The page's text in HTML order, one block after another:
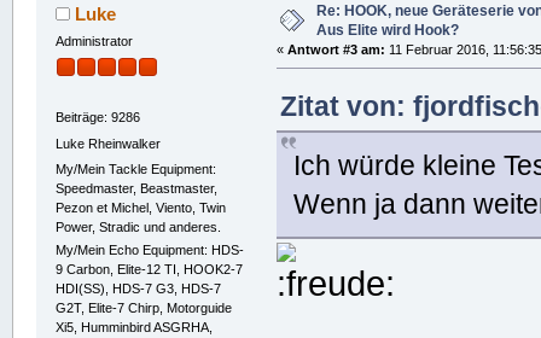
Luke
Administrator
Beiträge: 9286
Luke Rheinwalker
My/Mein Tackle Equipment:
Speedmaster, Beastmaster,
Pezon et Michel, Viento, Twin
Power, Stradic und anderes.
My/Mein Echo Equipment: HDS-
9 Carbon, Elite-12 TI, HOOK2-7
HDI(SS), HDS-7 G3, HDS-7
G2T, Elite-7 Chirp, Motorguide
Xi5, Humminbird ASGRHA,
Re: HOOK, neue Geräteserie
Aus Elite wird Hook?
«Antwort #3 am: 11 Februar 2016,
Zitat von:
Ich würde kleine
Wenn ja dann